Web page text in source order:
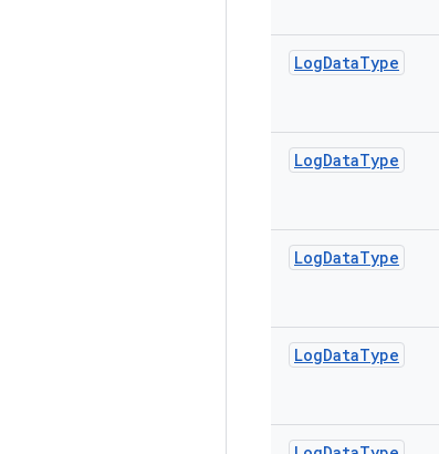
LogDataType
LogDataType
LogDataType
LogDataType